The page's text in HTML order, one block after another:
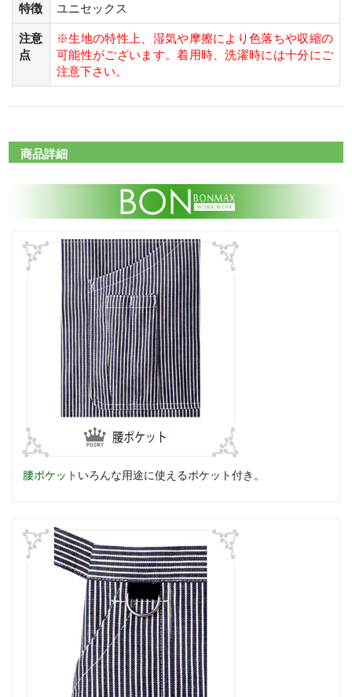
特徴 ユニセックス
注意
点
※生地の特性上、湿気や摩擦により色落ちや収縮の
可能性がございます。着用時、洗濯時には十分にご
注意下さい。
商品詳細
腰ポケット いろんな用途に使えるポケット付き。